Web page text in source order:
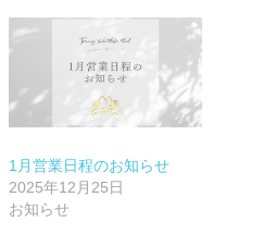
1月営業日程のお知らせ
2025年12月25日
お知らせ